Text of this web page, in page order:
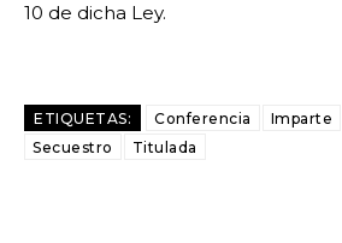
10 de dicha Ley.
ETIQUETAS: Conferencia Imparte
Secuestro
Titulada